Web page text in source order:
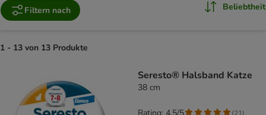
Filtern nach Beliebtheit
1 - 13 von 13 Produkte
Seresto® Halsband Katze
38 cm
(21)